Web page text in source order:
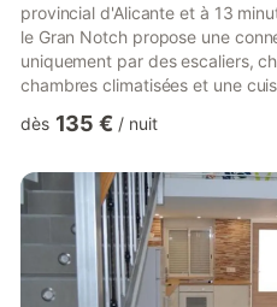
provincial d'Alicante et à 13
le Gran Notch propose une
uniquement par des escaliers,
chambres climatisées et une
cocathédrale Saint-Nicolas de
d'Alicante, à 13 km. Alicante est
contrastes, de beauté et de
dès 135 € / nuit